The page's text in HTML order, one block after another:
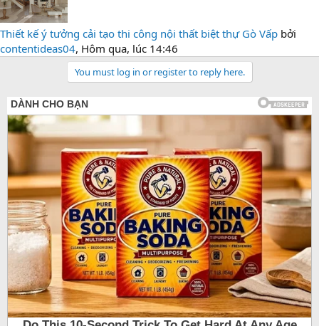
Thiết kế ý tưởng cải tạo thi công nội thất biệt thự Gò Vấp bởi
contentideas04, Hôm qua, lúc 14:46
You must log in or register to reply here.